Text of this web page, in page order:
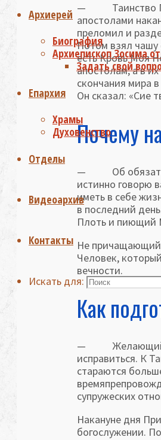
Архиерей
Биография
Архиепископ Зосима
Задать свой
Епархия
Храмы
Духовенство
Отделы
Видеоархив
Контакты
Искать для:
— Таинство
апостолами
преломил и
Потом взял чашу
есть Кровь Моя
апостолам, а в
скончания мира
Он сказал: «Сие
Почему
— Об
истинно говорю
иметь в себе
в последний
Плоть и пиющий
Не
Человек,
вечности.
Как
— Желающий
исправиться. К
стараются
супружеских
Накануне дня
богослужении.